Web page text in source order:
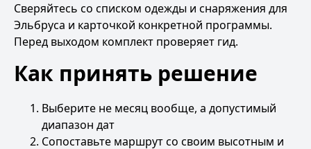
Сверяйтесь со списком одежды и снаряжения для
Эльбруса и карточкой конкретной программы.
Перед выходом комплект проверяет гид.
Как принять решение
Выберите не месяц вообще, а допустимый
диапазон дат
Сопоставьте маршрут со своим высотным и